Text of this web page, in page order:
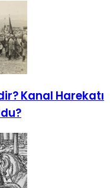
Kanal Harekatı